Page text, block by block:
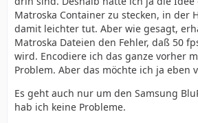
Matroska Container zu stecken, in der
damit leichter tut. Aber wie gesagt,
Matroska Dateien den Fehler, daß 50
wird. Encodiere ich das ganze vorher
Problem. Aber das möchte ich ja eben
Es geht auch nur um den Samsung
hab ich keine Probleme.